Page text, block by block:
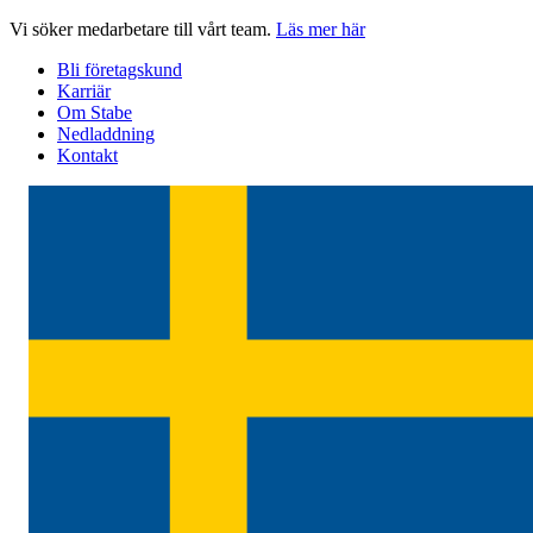
Hoppa
innehåll
Vi söker medarbetare till vårt team. Läs mer här
Bli företagskund
Karriär
Om Stabe
Nedladdning
Kontakt